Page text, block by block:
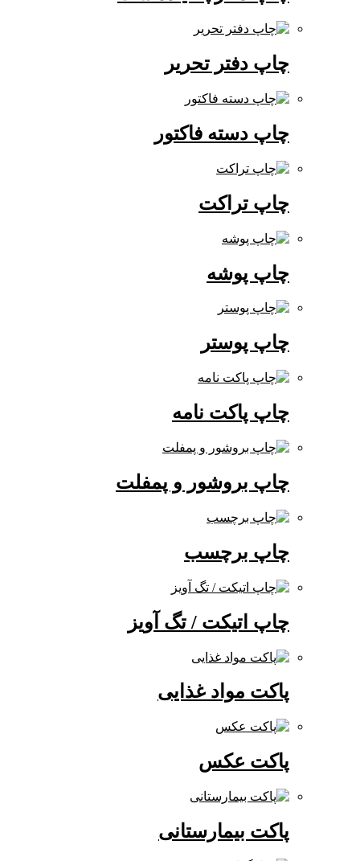
چاپ دفتر تحریر
چاپ دسته فاکتور
چاپ تراکت
چاپ پوشه
چاپ پوستر
چاپ پاکت نامه
چاپ بروشور و پمفلت
چاپ برچسب
چاپ اتیکت / تگ آویز
پاکت مواد غذایی
پاکت عکس
پاکت بیمارستانی